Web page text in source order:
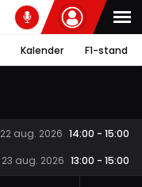
Kalender F1-stand
22 aug. 2026 14:00 - 15:00
23 aug. 2026 13:00 - 15:00